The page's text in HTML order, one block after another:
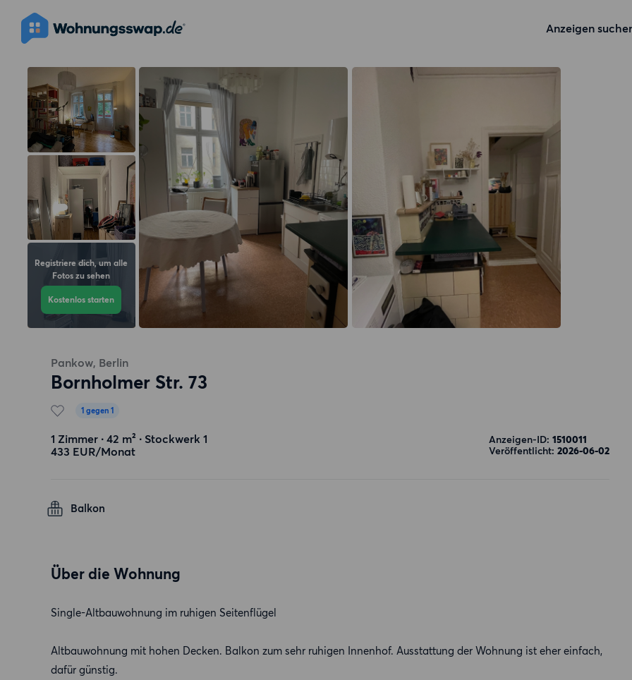
Anzeigen
Registriere dich, um alle
Fotos zu sehen
Kostenlos starten
Pankow, Berlin
Bornholmer Str. 73
1 gegen 1
1 Zimmer ∙ 42 m² ∙ Stockwerk 1
433 EUR/Monat
Anzeigen-ID: 1510011
Veröffentlicht: 2026-06-02
Balkon
Über die Wohnung
Single-Altbauwohnung im ruhigen Seitenflügel
Altbauwohnung mit hohen Decken. Balkon zum sehr ruhigen Innenhof. Ausstattung der Wohnung ist eher einfach,
dafür günstig.